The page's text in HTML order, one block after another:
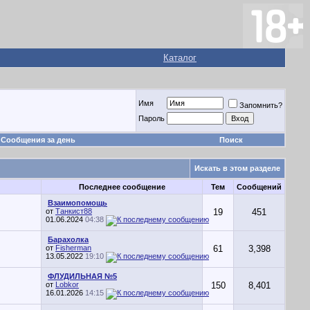
Каталог
Имя
Запомнить?
Пароль
Сообщения за день Поиск
Искать в этом разделе
Последнее сообщение Тем Сообщений
Взаимопомощь
от Танкист88
01.06.2024 04:38
19 451
Барахолка
от Fisherman
13.05.2022 19:10
61 3,398
ФЛУДИЛЬНАЯ №5
от Lobkor
16.01.2026 14:15
150 8,401